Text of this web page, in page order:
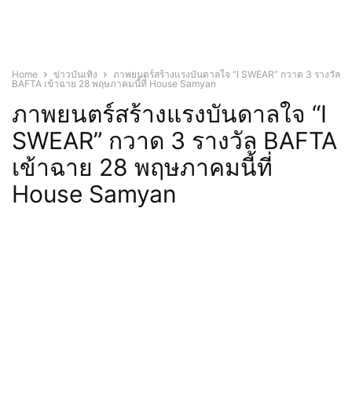
Home ข่าวบันเทิง
ภาพยนตร์สร้างแรงบันดาลใจ “I SWEAR” กวาด 3 รางวัล
BAFTA เข้าฉาย 28 พฤษภาคมนี้ที่ House Samyan
ภาพยนตร์สร้างแรงบันดาลใจ “I
SWEAR” กวาด 3 รางวัล BAFTA
เข้าฉาย 28 พฤษภาคมนี้ที่
House Samyan